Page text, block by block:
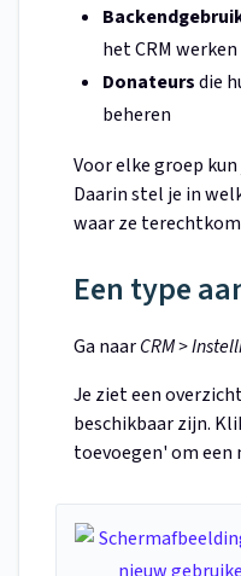
het CRM werken
Donateursdie
beheren
Voor elke groep
Daarin stel je in
waar ze
Een type
Ga naarCRM >
Je ziet een
beschikbaar zijn.
toevoegen' om een